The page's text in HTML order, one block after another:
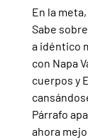
En la
Sabe
a idéntico
con Napa
cuerpos y
Párrafo
ahora